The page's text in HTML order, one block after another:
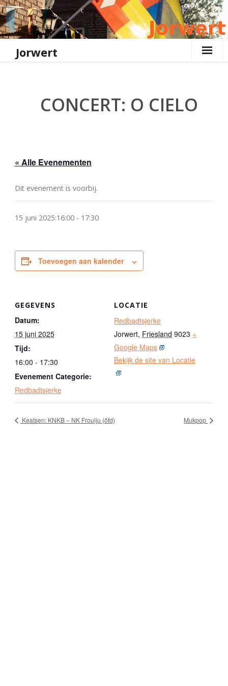
Ga
naar
de
Jorwert
CONCERT: O CIELO
« Alle Evenementen
Dit evenement is voorbij.
15 juni 2025:16:00- 17:30
Toevoegen aan kalender
GEGEVENS
Datum:
15 juni 2025
Tijd:
16:00 - 17:30
Evenement Categorie:
Redbadtsjerke
LOCATIE
Redbadtsjerke
Jorwert, Friesland 9023 +
Google Maps
Bekijk de site van Locatie
Keatsen: KNKB – NK Froulju (ôfd) Mukpop